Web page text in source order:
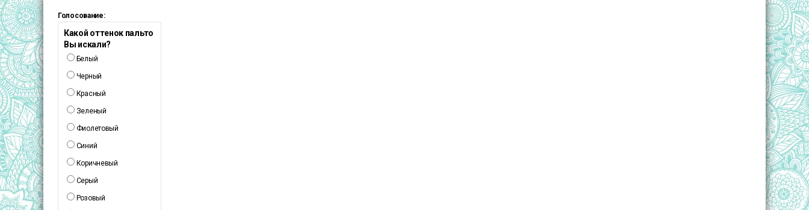
Голосование:
Какой оттенок пальто
Вы искали?
Белый
Черный
Красный
Зеленый
Фиолетовый
Синий
Коричневый
Серый
Розовый